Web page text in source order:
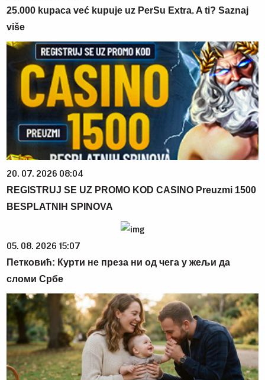
25.000 kupaca već kupuje uz PerSu Extra. A ti? Saznaj
više
20. 07. 2026 08:04
REGISTRUJ SE UZ PROMO KOD CASINO Preuzmi 1500
BESPLATNIH SPINOVA
05. 08. 2026 15:07
Петковић: Курти не преза ни од чега у жељи да
сломи Србе